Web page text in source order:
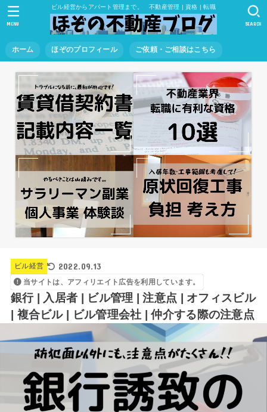
ビル経営からアパート管理まで。 不動産管理 | 資格 | 転職
ホーム ほぞのプロフィール ご依頼・ご相談はこちら
SEARCH
MENU
ビル経営 2022.09.13
当サイトは、アフィリエイト広告を利用しています。
銀行 | 入居者 | ビル管理 | 注意点 | オフィスビル
| 複合ビル | ビル管理会社 | 仲介する際の注意点